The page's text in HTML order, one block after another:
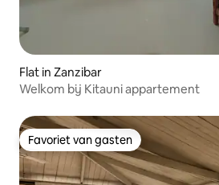
Flat in Zanzibar
Welkom bij Kitauni appartement
Favoriet van gasten
Favoriet van gasten